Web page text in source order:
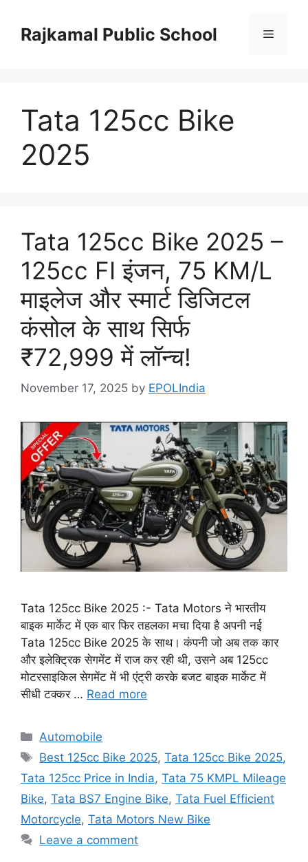
contentRajkamal Public School Menu
Tata 125cc Bike
2025
Tata 125cc Bike 2025 –
125cc FI इंजन, 75 KM/L
माइलेज और स्मार्ट डिजिटल
कंसोल के साथ सिर्फ
₹72,999 में लॉन्च!
November 17, 2025 by EPOLIndia
Tata 125cc Bike 2025 :- Tata Motors ने भारतीय
बाइक मार्केट में एक बार फिर तहलका मचा दिया है अपनी नई
Tata 125cc Bike 2025 के साथ। कंपनी जो अब तक कार
और इलेक्ट्रिक सेगमेंट में राज कर रही थी, उसने अब 125cc
मोटरसाइकिल सेगमेंट में भी एंट्री करके बजट बाइक मार्केट में
सीधी टक्कर … Read more
Categories
Automobile
Tags
Best 125cc Bike 2025,Tata 125cc Bike 2025,
Tata 125cc Price in India, Tata 75 KMPL Mileage
Bike, Tata BS7 Engine Bike, Tata Fuel Efficient
Motorcycle, Tata Motors New Bike
Leave a comment